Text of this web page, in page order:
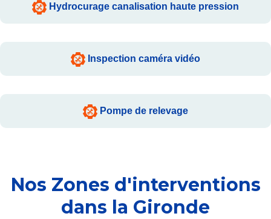
Hydrocurage canalisation haute pression
Inspection caméra vidéo
Pompe de relevage
Nos Zones d'interventions
dans la Gironde